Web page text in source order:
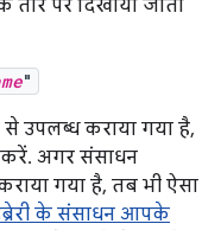
पर दिखाया जाता
"
कराया गया है,
करें. अगर संसाधन
गया है, तब भी ऐसा
के संसाधन आपके